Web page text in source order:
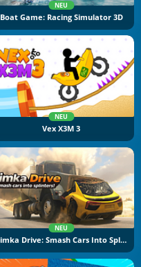
NEU
Boat Game: Racing Simulator 3D
NEU
Vex X3M 3
NEU
Bimka Drive: Smash Cars Into Splinters